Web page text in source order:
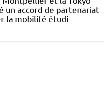
un accord de partenariat
la mobilité étudi